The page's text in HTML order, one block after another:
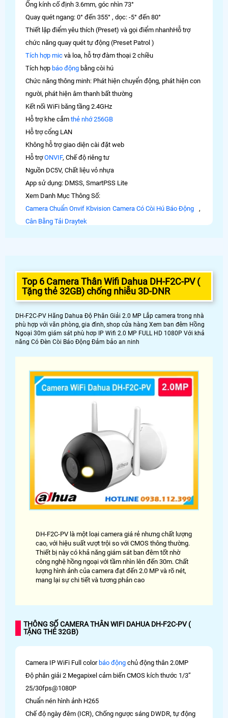
Ống kính cố định 3.6mm, góc nhìn 73°
Quay quét ngang: 0° đến 355° , dọc: -5° đến 80°
Thiết lập điểm yêu thích (Preset) và gọi điểm nhanhHỗ trợ
chức năng quay quét tự động (Preset Patrol )
Tích hợp mic và loa, hỗ trợ đàm thoại 2 chiều
Tích hợp báo động bằng còi hú
Chức năng thông minh: Phát hiện chuyển động, phát hiện con
người, phát hiện âm thanh bất thường
Kết nối WiFi băng tầng 2.4GHz
Hỗ trợ khe cắm thẻ nhớ 256GB
Hỗ trợ cổng LAN
Không hỗ trợ giao diện cài đặt web
Hỗ trợONVIF, Chế độ riêng tư
Nguồn DC5V, Chất liệu vỏ nhựa
App sử dụng: DMSS, SmartPSS Lite
Xem Danh Mục Thông Số:
Camera Chuẩn Onvif Kbvision
,
Camera Có Còi Hú Báo Động
Cân Bằng Tải Draytek
Top 6 Camera Thân Wifi Dahua DH-F2C-PV (
Tặng thẻ 32GB) chống nhiễu 3D-DNR
DH-F2C-PV Hãng Dahua Độ Phân Giải 2.0 MP Lắp camera trong nhà
phù hợp với văn phòng, gia đình, shop cửa hàng Xem ban đêm Hồng
Ngoại 30m giám sát phù hơp IP Wifi 2.0 MP FULL HD 1080P Với khả
năng Có Ðèn Còi Báo Động Đảm bảo an ninh
DH-F2C-PV là một loại camera giá rẻ nhưng chất lượng
cao, với hiệu suất vượt trội so với CMOS thông thường.
Thiết bị này có khả năng giám sát ban đêm tốt nhờ
công nghệ hồng ngoại với tầm nhìn lên đến 30m. Chất
lượng hình ảnh của camera đạt đến 2.0 MP và rõ nét,
mang lại sự chi tiết và tương phản cao
THÔNG SỐ CAMERA THÂN WIFI DAHUA DH-F2C-PV (
TẶNG THẺ 32GB)
Camera IP WiFi Full color báo động chủ động thân 2.0MP
Độ phân giải 2 Megapixel cảm biến CMOS kích thước 1/3”
25/30fps@1080P
Chuẩn nén hình ảnh H265
Chế độ ngày đêm (ICR), Chống ngược sáng DWDR, tự động